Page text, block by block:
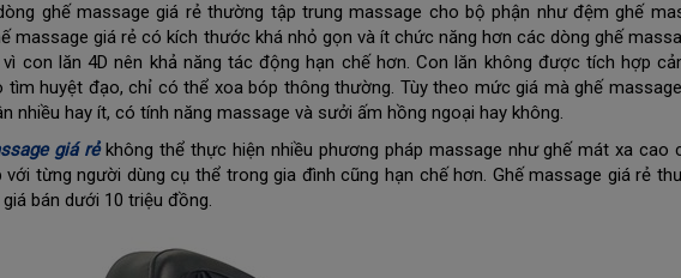
ghế massage giá rẻ thường tập trung massage cho bộ phận như đệm ghế
massage giá rẻ có kích thước khá nhỏ gọn và ít chức năng hơn các dòng ghế
vì con lăn 4D nên khả năng tác động hạn chế hơn. Con lăn không được tích hợp
tìm huyệt đạo, chỉ có thể xoa bóp thông thường. Tùy theo mức giá mà ghế
nhiều hay ít, có tính năng massage và sưởi ấm hồng ngoại hay không.
giá rẻkhông thể thực hiện nhiều phương pháp massage như ghế mát xa cao
với từng người dùng cụ thể trong gia đình cũng hạn chế hơn. Ghế massage giá rẻ
bán dưới 10 triệu đồng.